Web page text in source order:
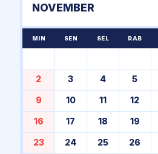
NOVEMBER
MIN SEN SEL RAB
2 3 4 5
9 10 11 12
16 17 18 19
23 24 25 26